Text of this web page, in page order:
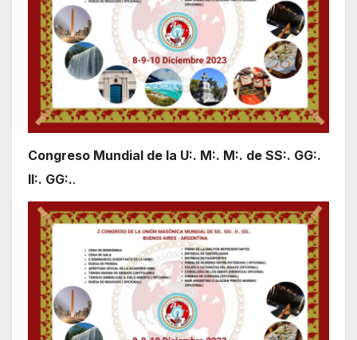
Congreso Mundial de la U:. M:. M:. de SS:. GG:.
II:. GG:..